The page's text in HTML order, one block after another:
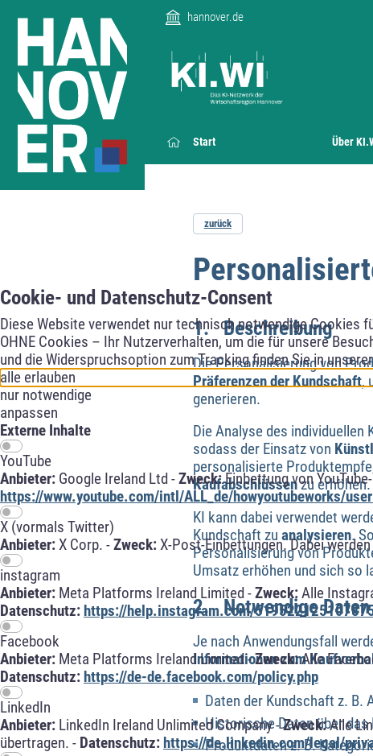
Cookie- und Datenschutz-Consent
Diese Website verwendet nur technisch notwendige
OHNE Cookies – Ihr Nutzerverhalten, um die für unsere
und die Widerspruchsoption zum Tracking finden Sie in
alle erlauben
nur notwendige
anpassen
Externe Inhalte
YouTube
Anbieter: Google Ireland Ltd -Zweck:Einbettung von
https://www.youtube.com/intl/ALL_de/howyoutubeworks/
X (vormals Twitter)
Anbieter:X Corp. -Zweck:X-Post-Einbettungen. Dabei
instagram
Anbieter: Meta Platforms Ireland Limited -Zweck:Alle
Datenschutz: https://help.instagram.com/
Facebook
Anbieter: Meta Platforms Ireland Limited -Zweck:Alle
Datenschutz: https://de-de.facebook.com/policy.php
LinkedIn
Anbieter: LinkedIn Ireland Unlimited Company -Zweck:Alle
übertragen. - Datenschutz: https://de.linkedin.com/legal/
Start Über
hannover.de
zurück
1. Beschreibung
Die Personalisierung von
Präferenzen der Kundschaft,
generieren.
Die Analyse des
sodass der Einsatz von
personalisierte
Kaufabschlüssenzu erhöhen.
KI kann dabei verwendet
Kundschaft zu analysieren.
Personalisierung von
Umsatz erhöhen und sich so
2. Notwendige Daten
Je nach Anwendungsfall
Informationen zum
Daten der Kundschaft z. B.
Historische Daten über
Produktdaten z. B.